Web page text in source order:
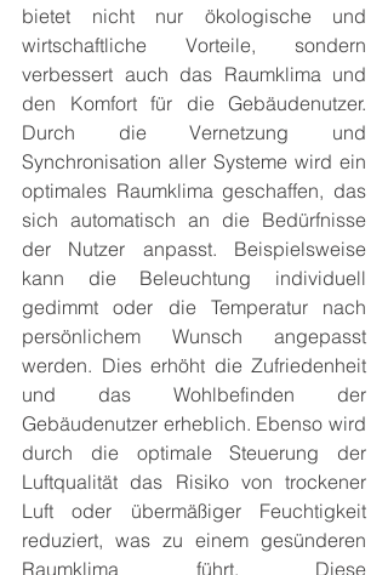
bietet nicht nur ökologische und
wirtschaftliche Vorteile, sondern
verbessert auch das Raumklima und
den Komfort für die Gebäudenutzer.
Durch die Vernetzung und
Synchronisation aller Systeme wird ein
optimales Raumklima geschaffen, das
sich automatisch an die Bedürfnisse
der Nutzer anpasst. Beispielsweise
kann die Beleuchtung individuell
gedimmt oder die Temperatur nach
persönlichem Wunsch angepasst
werden. Dies erhöht die Zufriedenheit
und das Wohlbefinden der
Gebäudenutzer erheblich. Ebenso wird
durch die optimale Steuerung der
Luftqualität das Risiko von trockener
Luft oder übermäßiger Feuchtigkeit
reduziert, was zu einem gesünderen
Raumklima führt. Diese